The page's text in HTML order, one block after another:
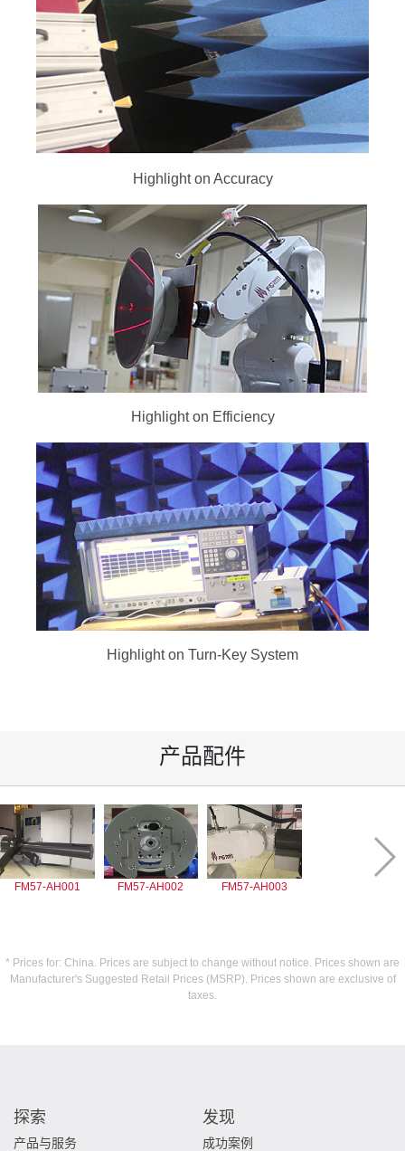
Highlight on Accuracy
Highlight on Efficiency
Highlight on Turn-Key System
产品配件
FM57-AH001 FM57-AH002 FM57-AH003
* Prices for: China. Prices are subject to change without notice. Prices shown are
Manufacturer's Suggested Retail Prices (MSRP). Prices shown are exclusive of
taxes.
探索
产品与服务
发现
成功案例